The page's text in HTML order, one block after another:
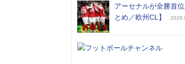
アーセナルが全勝首
とめ／欧州CL】